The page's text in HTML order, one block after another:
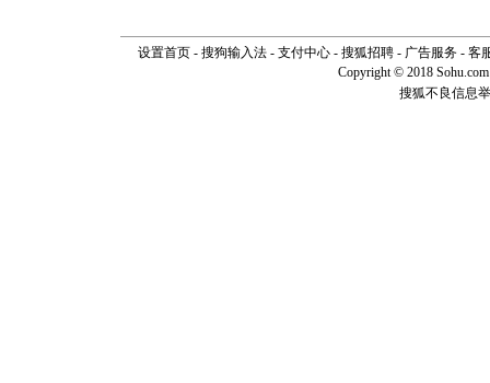
设置首页- 搜狗输入法- 支付中心- 搜狐招聘- 广告服务- 客
Copyright © 2018
搜狐不良信息